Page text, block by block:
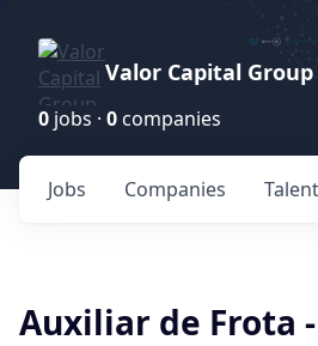
Valor Capital Group
0 jobs · 0 companies
Jobs Companies Talent
Auxiliar de Frota -